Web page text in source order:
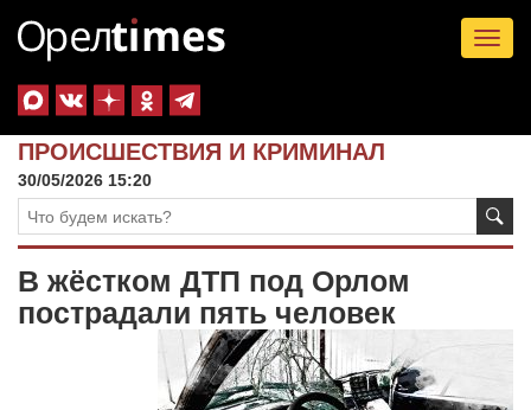
ПРОИСШЕСТВИЯ И КРИМИНАЛ
30/05/2026 15:20
В жёстком ДТП под Орлом
пострадали пять человек